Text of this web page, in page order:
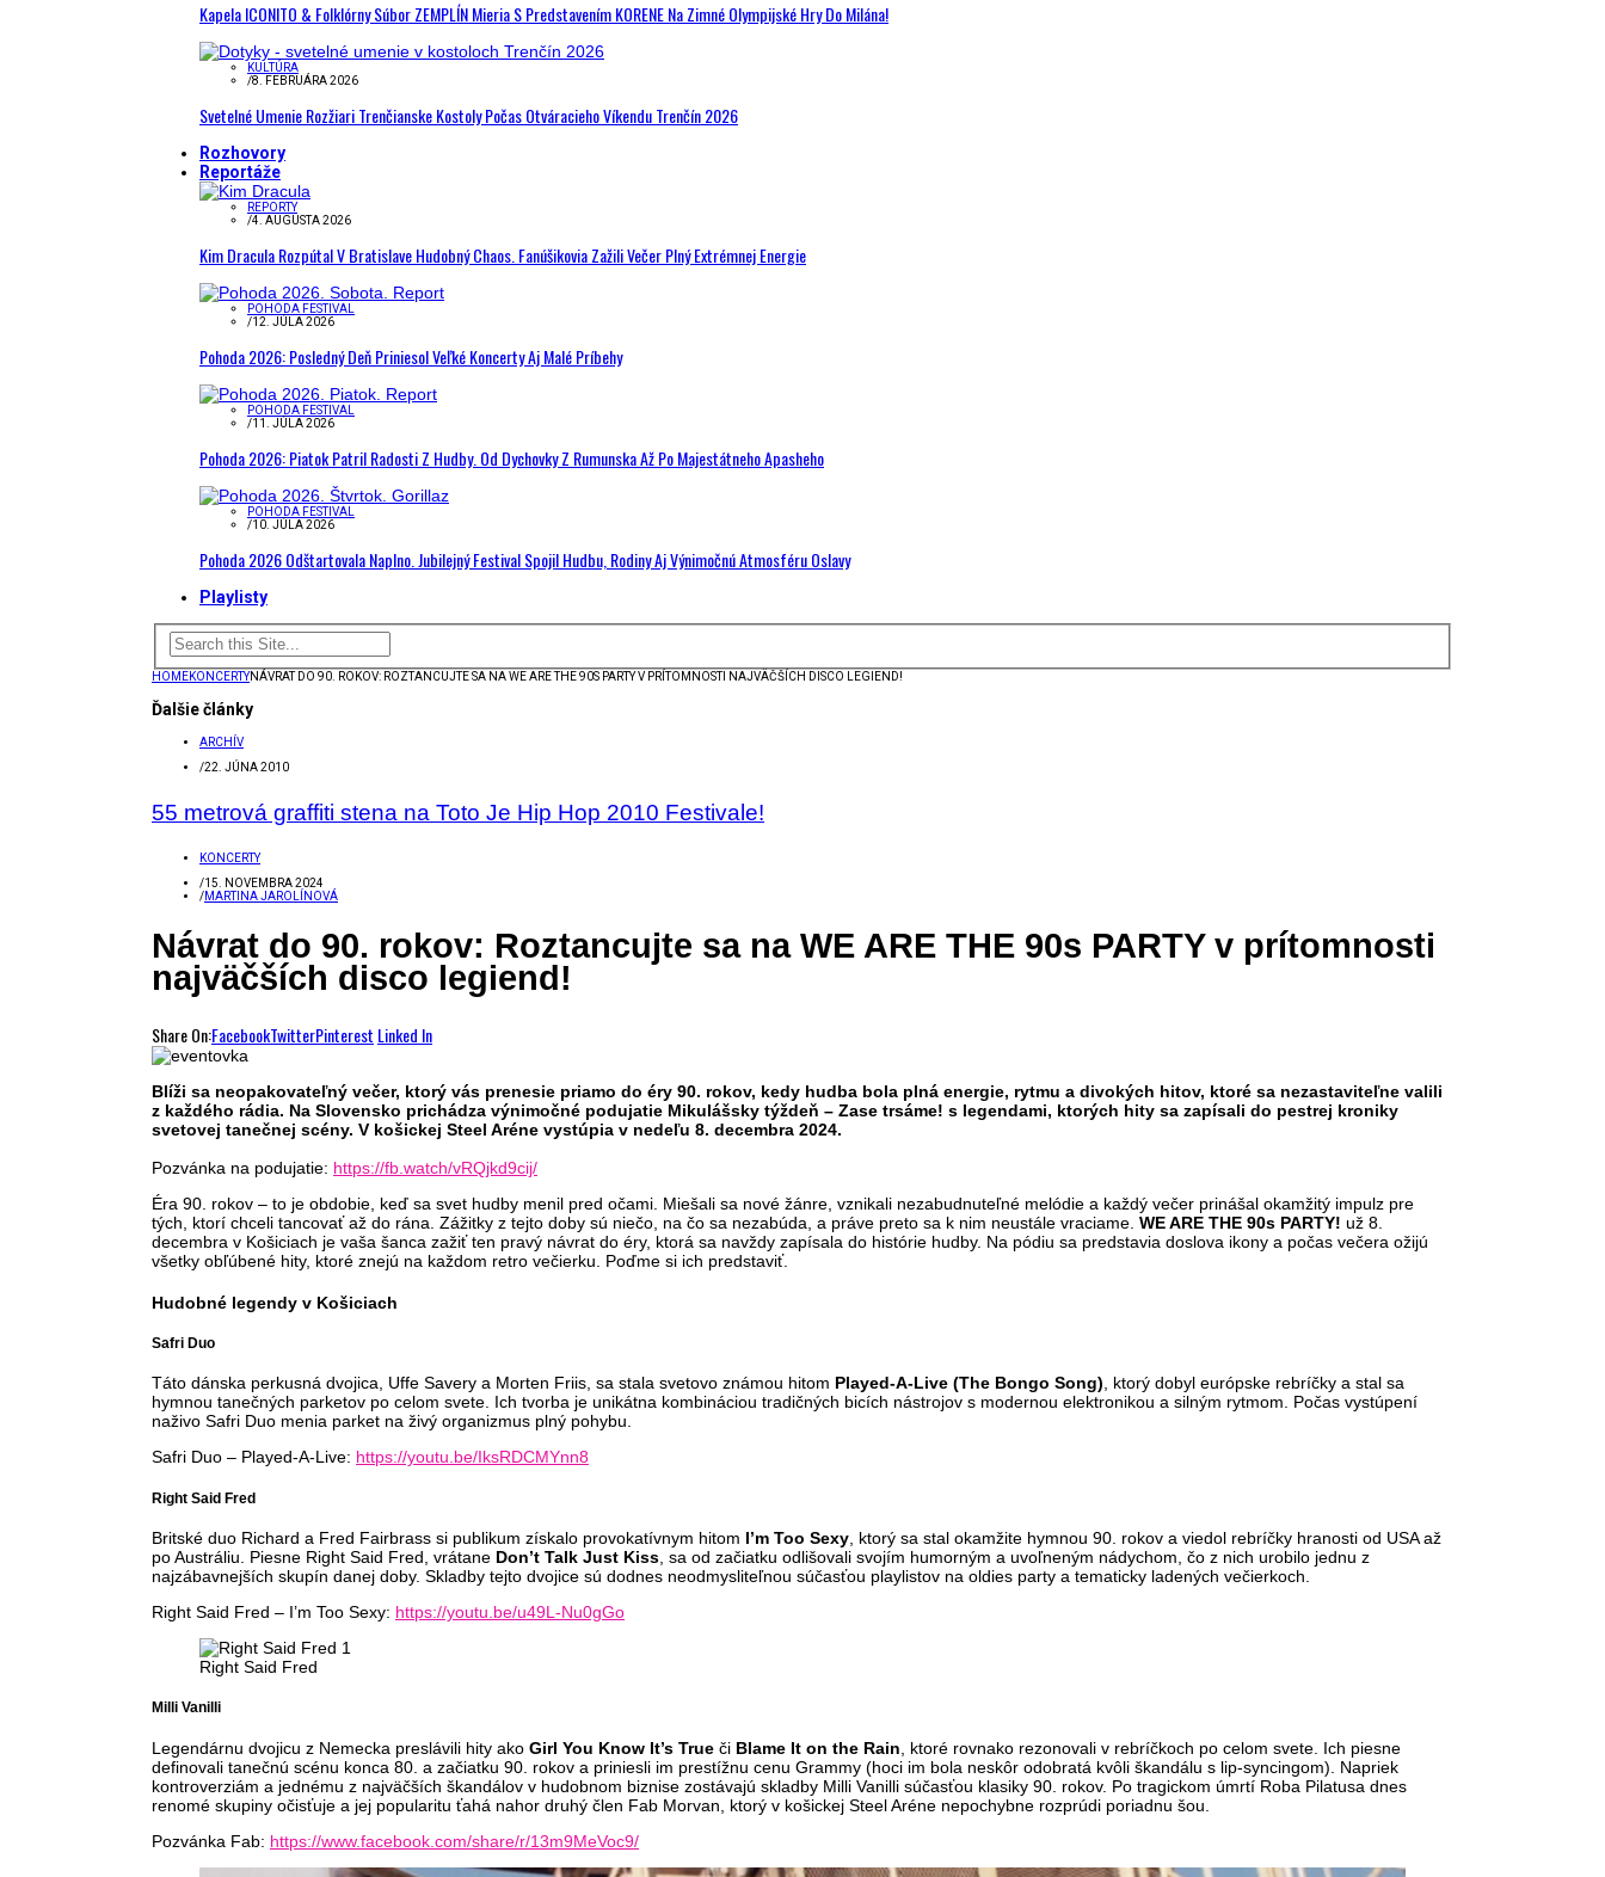
Kapela ICONITO & Folklórny Súbor ZEMPLÍN Mieria S Predstavením KORENE Na Zimné Olympijské Hry Do Milána!
KULTÚRA
/8. FEBRUÁRA 2026
Svetelné Umenie Rozžiari Trenčianske Kostoly Počas Otváracieho Víkendu Trenčín 2026
Rozhovory
Reportáže
REPORTY
/4. AUGUSTA 2026
Kim Dracula Rozpútal V Bratislave Hudobný Chaos. Fanúšikovia Zažili Večer Plný Extrémnej Energie
POHODA FESTIVAL
/12. JÚLA 2026
Pohoda 2026: Posledný Deň Priniesol Veľké Koncerty Aj Malé Príbehy
POHODA FESTIVAL
/11. JÚLA 2026
Pohoda 2026: Piatok Patril Radosti Z Hudby. Od Dychovky Z Rumunska Až Po Majestátneho Apasheho
POHODA FESTIVAL
/10. JÚLA 2026
Pohoda 2026 Odštartovala Naplno. Jubilejný Festival Spojil Hudbu, Rodiny Aj Výnimočnú Atmosféru Oslavy
Playlisty
HOMEKONCERTYNÁVRAT DO 90. ROKOV: ROZTANCUJTE SA NA WE ARE THE 90S PARTY V PRÍTOMNOSTI NAJVÄČŠÍCH DISCO LEGIEND!
Ďalšie články
ARCHÍV
/22. JÚNA 2010
55 metrová graffiti stena na Toto Je Hip Hop 2010 Festivale!
KONCERTY
/15. NOVEMBRA 2024
/MARTINA JAROLÍNOVÁ
Návrat do 90. rokov: Roztancujte sa na WE ARE THE 90s PARTY v prítomnosti
najväčších disco legiend!
Share On:FacebookTwitterPinterest Linked In
Blíži sa neopakovateľný večer, ktorý vás prenesie priamo do éry 90. rokov, kedy hudba bola plná energie, rytmu a divokých hitov, ktoré sa nezastaviteľne valili
z každého rádia. Na Slovensko prichádza výnimočné podujatie Mikulášsky týždeň – Zase trsáme! s legendami, ktorých hity sa zapísali do pestrej kroniky
svetovej tanečnej scény. V košickej Steel Aréne vystúpia v nedeľu 8. decembra 2024.
Pozvánka na podujatie: https://fb.watch/vRQjkd9cij/
Éra 90. rokov – to je obdobie, keď sa svet hudby menil pred očami. Miešali sa nové žánre, vznikali nezabudnuteľné melódie a každý večer prinášal okamžitý impulz pre
tých, ktorí chceli tancovať až do rána. Zážitky z tejto doby sú niečo, na čo sa nezabúda, a práve preto sa k nim neustále vraciame. WE ARE THE 90s PARTY! už 8.
decembra v Košiciach je vaša šanca zažiť ten pravý návrat do éry, ktorá sa navždy zapísala do histórie hudby. Na pódiu sa predstavia doslova ikony a počas večera ožijú
všetky obľúbené hity, ktoré znejú na každom retro večierku. Poďme si ich predstaviť.
Hudobné legendy v Košiciach
Safri Duo
Táto dánska perkusná dvojica, Uffe Savery a Morten Friis, sa stala svetovo známou hitom Played-A-Live (The Bongo Song), ktorý dobyl európske rebríčky a stal sa
hymnou tanečných parketov po celom svete. Ich tvorba je unikátna kombináciou tradičných bicích nástrojov s modernou elektronikou a silným rytmom. Počas vystúpení
naživo Safri Duo menia parket na živý organizmus plný pohybu.
Safri Duo – Played-A-Live: https://youtu.be/IksRDCMYnn8
Right Said Fred
Britské duo Richard a Fred Fairbrass si publikum získalo provokatívnym hitom I’m Too Sexy , ktorý sa stal okamžite hymnou 90. rokov a viedol rebríčky hranosti od USA až
po Austráliu. Piesne Right Said Fred, vrátane Don’t Talk Just Kiss , sa od začiatku odlišovali svojím humorným a uvoľneným nádychom, čo z nich urobilo jednu z
najzábavnejších skupín danej doby. Skladby tejto dvojice sú dodnes neodmysliteľnou súčasťou playlistov na oldies party a tematicky ladených večierkoch.
Right Said Fred – I’m Too Sexy: https://youtu.be/u49L-Nu0gGo
Right Said Fred
Milli Vanilli
Legendárnu dvojicu z Nemecka preslávili hity ako Girl You Know It’s True či Blame It on the Rain , ktoré rovnako rezonovali v rebríčkoch po celom svete. Ich piesne
definovali tanečnú scénu konca 80. a začiatku 90. rokov a priniesli im prestížnu cenu Grammy (hoci im bola neskôr odobratá kvôli škandálu s lip-syncingom). Napriek
kontroverziám a jednému z najväčších škandálov v hudobnom biznise zostávajú skladby Milli Vanilli súčasťou klasiky 90. rokov. Po tragickom úmrtí Roba Pilatusa dnes
renomé skupiny očisťuje a jej popularitu ťahá nahor druhý člen Fab Morvan, ktorý v košickej Steel Aréne nepochybne rozprúdi poriadnu šou.
Pozvánka Fab: https://www.facebook.com/share/r/13m9MeVoc9/